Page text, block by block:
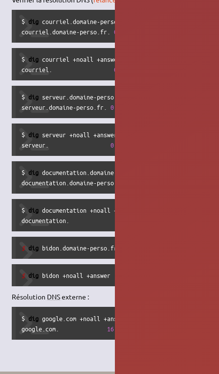
$ dig courriel.domaine-perso.fr +noall +answer
courriel.domaine-perso.fr. 0
$ dig courriel +noall +answer
courriel. 0
$ dig serveur.domaine-perso.fr +noall +answer
serveur.domaine-perso.fr. 0
$ dig serveur +noall +answer
serveur. 0
$ dig documentation.domaine-perso.fr +noall +answer
documentation.domaine-perso.fr.
$ dig documentation +noall +answer
documentation.
$ dig bidon.domaine-perso.fr +noall +answer
$ dig bidon +noall +answer
Résolution DNSexterne :
$ dig google.com +noall +answer
google.com. 16